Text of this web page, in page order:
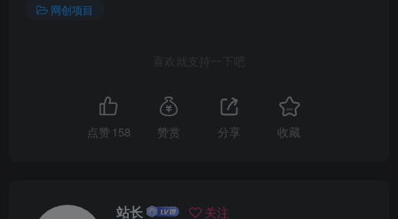
网创项目
喜欢就支持一下吧
点赞 158 赞赏 分享 收藏
站长 关注